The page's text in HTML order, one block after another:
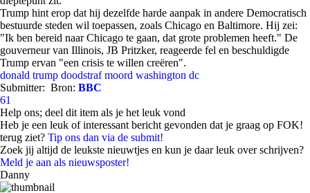
Trump hint erop dat hij dezelfde harde aanpak in andere Democratisch
bestuurde steden wil toepassen, zoals Chicago en Baltimore. Hij zei:
"Ik ben bereid naar Chicago te gaan, dat grote problemen heeft." De
gouverneur van Illinois, JB Pritzker, reageerde fel en beschuldigde
Trump ervan "een crisis te willen creëren".
donald trump doodstraf moord washington dc
Submitter: Bron: BBC
61
Help ons; deel dit item als je het leuk vond
Heb je een leuk of interessant bericht gevonden dat je graag op FOK!
terug ziet? Tip ons dan via de submit!
Zoek jij altijd de leukste nieuwtjes en kun je daar leuk over schrijven?
Meld je aan als nieuwsposter!
Danny